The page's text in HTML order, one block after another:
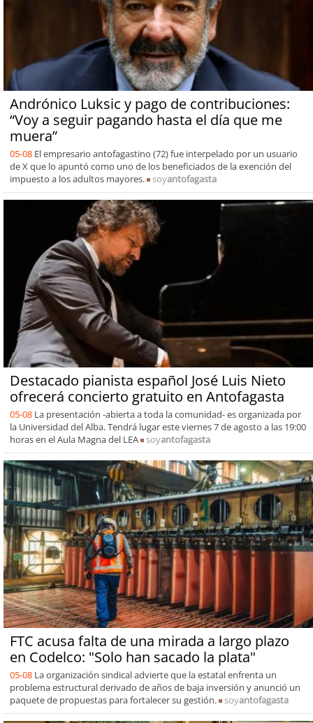
Andrónico Luksic y pago de contribuciones:
“Voy a seguir pagando hasta el día que me
muera”
05-08 El empresario antofagastino (72) fue interpelado por un usuario
de X que lo apuntó como uno de los beneficiados de la exención del
impuesto a los adultos mayores.
soyantofagasta
Destacado pianista español José Luis Nieto
ofrecerá concierto gratuito en Antofagasta
05-08 La presentación -abierta a toda la comunidad- es organizada por
la Universidad del Alba. Tendrá lugar este viernes 7 de agosto a las 19:00
horas en el Aula Magna del LEA
soyantofagasta
FTC acusa falta de una mirada a largo plazo
en Codelco: "Solo han sacado la plata"
05-08 La organización sindical advierte que la estatal enfrenta un
problema estructural derivado de años de baja inversión y anunció un
paquete de propuestas para fortalecer su gestión.
soyantofagasta